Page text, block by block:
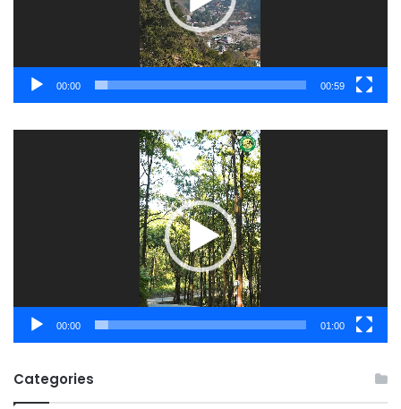
00:00 00:59
00:00 01:00
Categories